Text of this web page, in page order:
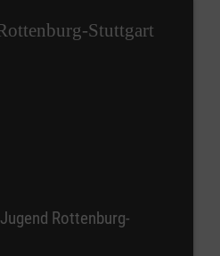
Stuttgart
Rottenburg-